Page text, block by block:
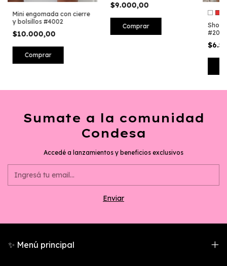
Mini engomada con cierre
y bolsillos #4002
$10.000,00
Comprar
$9.000,00
Comprar
Short
#2010
Sumate a la comunidad
Condesa
Accedé a lanzamientos y beneficios exclusivos
✨ Menú principal